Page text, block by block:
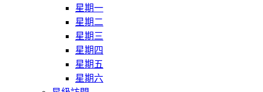
星期一
星期二
星期三
星期四
星期五
星期六